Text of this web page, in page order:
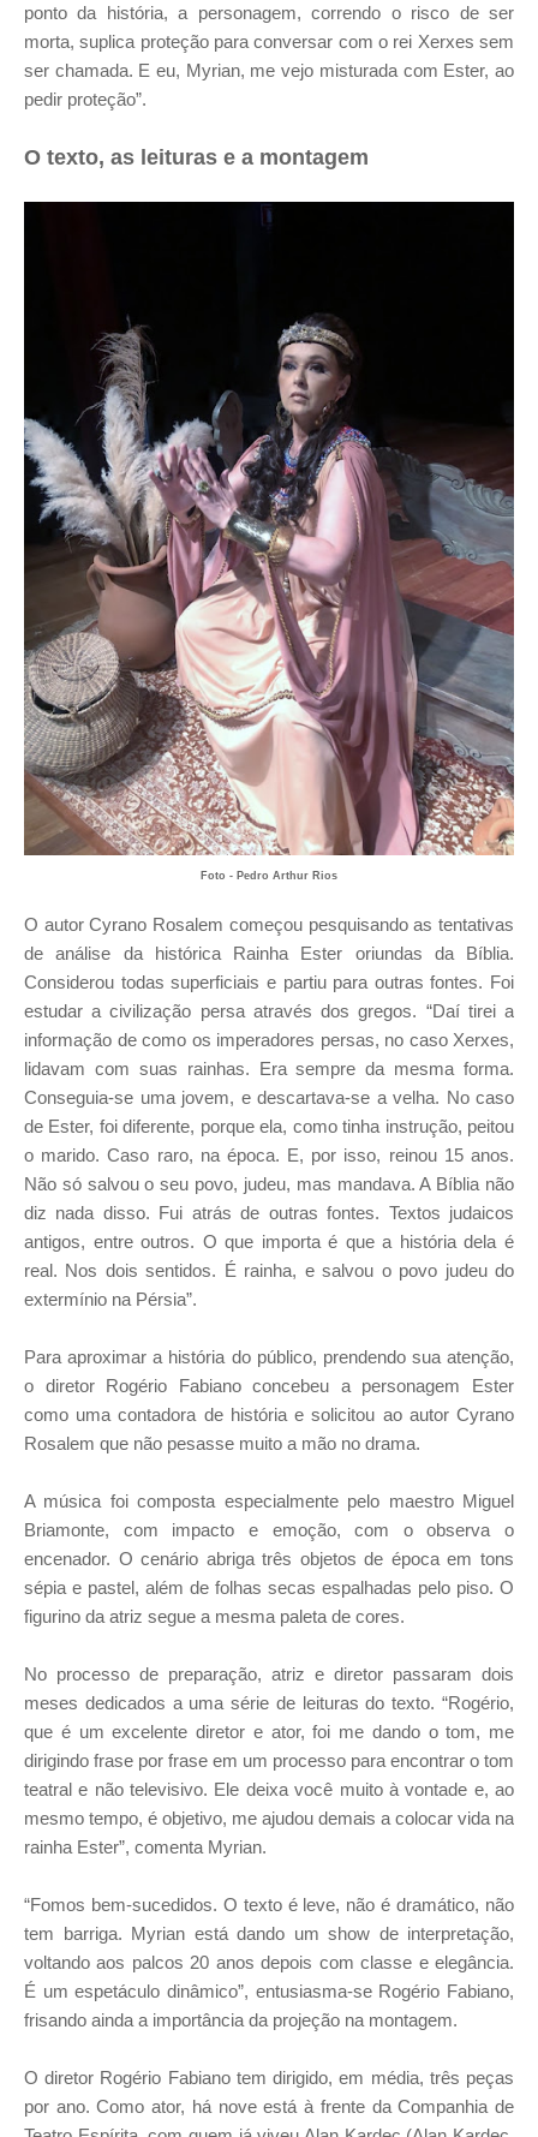
ponto da história, a personagem, correndo o risco de ser
morta, suplica proteção para conversar com o rei Xerxes sem
ser chamada. E eu, Myrian, me vejo misturada com Ester, ao
pedir proteção”.
O texto, as leituras e a montagem
Foto - Pedro Arthur Rios
O autor Cyrano Rosalem começou pesquisando as tentativas
de análise da histórica Rainha Ester oriundas da Bíblia.
Considerou todas superficiais e partiu para outras fontes. Foi
estudar a civilização persa através dos gregos. “Daí tirei a
informação de como os imperadores persas, no caso Xerxes,
lidavam com suas rainhas. Era sempre da mesma forma.
Conseguia-se uma jovem, e descartava-se a velha. No caso
de Ester, foi diferente, porque ela, como tinha instrução, peitou
o marido. Caso raro, na época. E, por isso, reinou 15 anos.
Não só salvou o seu povo, judeu, mas mandava. A Bíblia não
diz nada disso. Fui atrás de outras fontes. Textos judaicos
antigos, entre outros. O que importa é que a história dela é
real. Nos dois sentidos. É rainha, e salvou o povo judeu do
extermínio na Pérsia”.
Para aproximar a história do público, prendendo sua atenção,
o diretor Rogério Fabiano concebeu a personagem Ester
como uma contadora de história e solicitou ao autor Cyrano
Rosalem que não pesasse muito a mão no drama.
A música foi composta especialmente pelo maestro Miguel
Briamonte, com impacto e emoção, com o observa o
encenador. O cenário abriga três objetos de época em tons
sépia e pastel, além de folhas secas espalhadas pelo piso. O
figurino da atriz segue a mesma paleta de cores.
No processo de preparação, atriz e diretor passaram dois
meses dedicados a uma série de leituras do texto. “Rogério,
que é um excelente diretor e ator, foi me dando o tom, me
dirigindo frase por frase em um processo para encontrar o tom
teatral e não televisivo. Ele deixa você muito à vontade e, ao
mesmo tempo, é objetivo, me ajudou demais a colocar vida na
rainha Ester”, comenta Myrian.
“Fomos bem-sucedidos. O texto é leve, não é dramático, não
tem barriga. Myrian está dando um show de interpretação,
voltando aos palcos 20 anos depois com classe e elegância.
É um espetáculo dinâmico”, entusiasma-se Rogério Fabiano,
frisando ainda a importância da projeção na montagem.
O diretor Rogério Fabiano tem dirigido, em média, três peças
por ano. Como ator, há nove está à frente da Companhia de